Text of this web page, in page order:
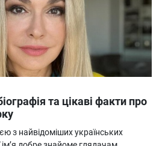
та цікаві факти про
з найвідоміших українських